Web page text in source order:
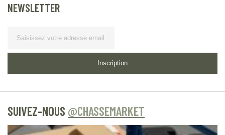
NEWSLETTER
Inscription
SUIVEZ-NOUS @CHASSEMARKET